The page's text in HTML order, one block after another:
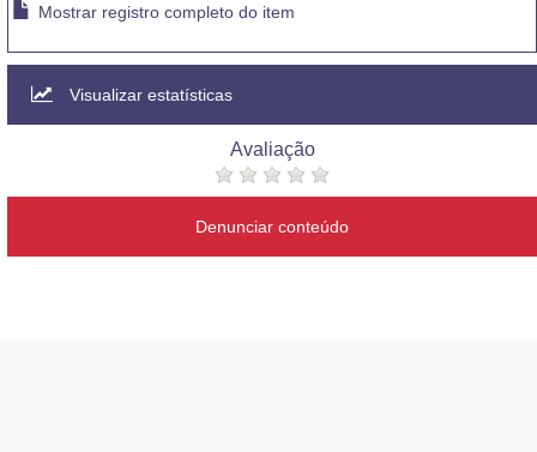
Mostrar registro completo do item
Visualizar estatísticas
Avaliação
Denunciar conteúdo